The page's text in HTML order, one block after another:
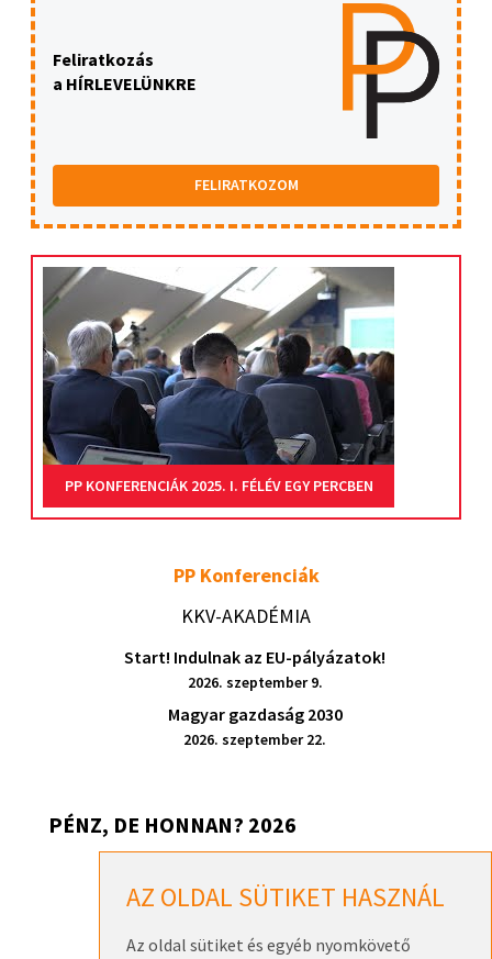
AZ OLDAL SÜTIKET HASZNÁL
Az oldal sütiket és egyéb nyomkövető
Feliratkozás
a HÍRLEVELÜNKRE
FELIRATKOZOM
PP KONFERENCIÁK 2025. I. FÉLÉV EGY PERCBEN
PP Konferenciák
KKV-AKADÉMIA
Start! Indulnak az EU-pályázatok!
2026. szeptember 9.
Magyar gazdaság 2030
2026. szeptember 22.
PÉNZ, DE HONNAN? 2026
2026. szeptember 17.